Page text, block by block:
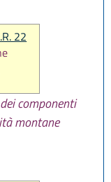
22
componenti
montane